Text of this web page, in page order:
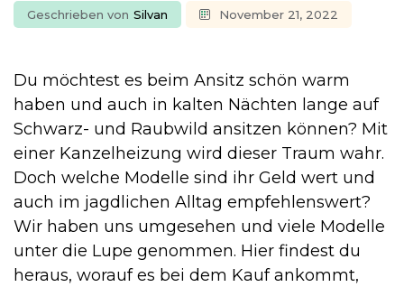
Geschrieben von Silvan November 21, 2022
Du möchtest es beim Ansitz schön warm
haben und auch in kalten Nächten lange auf
Schwarz- und Raubwild ansitzen können? Mit
einer Kanzelheizung wird dieser Traum wahr.
Doch welche Modelle sind ihr Geld wert und
auch im jagdlichen Alltag empfehlenswert?
Wir haben uns umgesehen und viele Modelle
unter die Lupe genommen. Hier findest du
heraus, worauf es bei dem Kauf ankommt,